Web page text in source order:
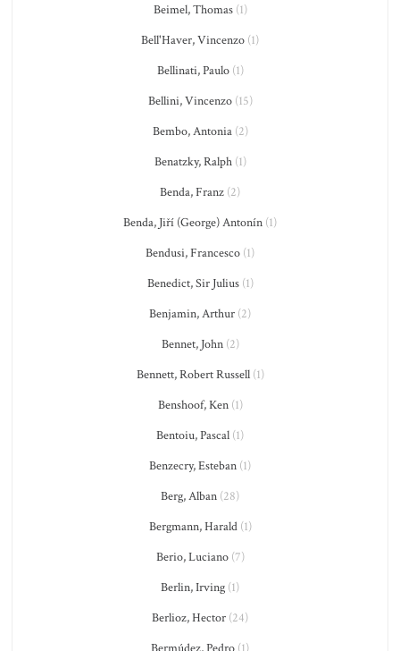
Beimel, Thomas(1)
Bell'Haver, Vincenzo (1)
Bellinati, Paulo(1)
Bellini, Vincenzo(15)
Bembo, Antonia(2)
Benatzky, Ralph(1)
Benda, Franz (2)
Benda, Jiří (George) Antonín (1)
Bendusi, Francesco (1)
Benedict, Sir Julius(1)
Benjamin, Arthur (2)
Bennet, John(2)
Bennett, Robert Russell(1)
Benshoof, Ken(1)
Bentoiu, Pascal (1)
Benzecry, Esteban (1)
Berg, Alban (28)
Bergmann, Harald(1)
Berio, Luciano(7)
Berlin, Irving (1)
Berlioz, Hector (24)